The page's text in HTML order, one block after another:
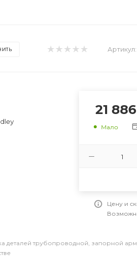
Артикул:
21 886
Мало
Цену и
деталей трубопроводной, запорной